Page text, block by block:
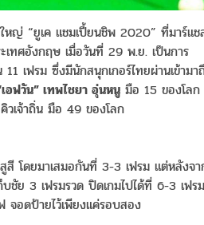
ใหญ่ “ยูเค แชมเปี้ยนชิพ 2020” ที่มาร์แ
เทศอังกฤษ เมื่อวันที่ 29 พ.ย. เป็นการ
เฟรม ซึ่งมีนักสนุกเกอร์ไทยผ่านเข้ามา
อฟวัน” เทพไชยา อุ่นหนู มือ 15 ของโล
วเจ้าถิ่น มือ 49 ของโลก
สี โดยมาเสมอกันที่ 3-3 เฟรม แต่หลังจ
ชัย 3 เฟรมรวด ปิดเกมไปได้ที่ 6-3 เฟรม
จอดป้ายไว้เพียงแค่รอบสอง